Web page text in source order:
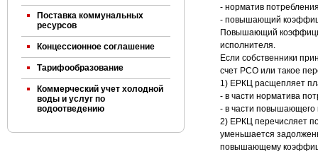
Поставка коммунальных
ресурсов
Концессионное соглашение
Тарифообразование
Коммерческий учет холодной
воды и услуг по
водоотведению
- норматив
- повышающий
Повышающий
исполнителя.
Если собственники
счет РСО или такое
1) ЕРКЦ расщепляет
- в части норматива
- в части
2) ЕРКЦ перечисляет
уменьшается
повышающему